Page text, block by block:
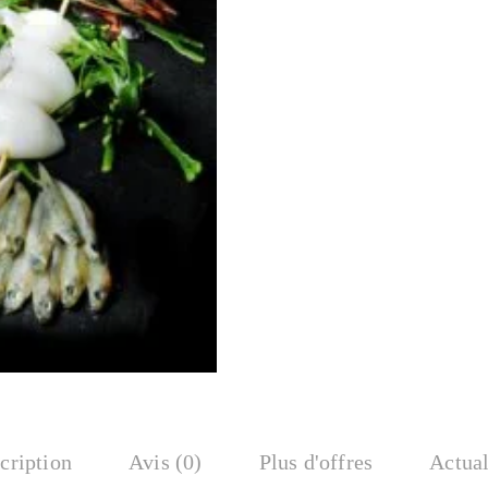
Avis (0) Plus d'offres